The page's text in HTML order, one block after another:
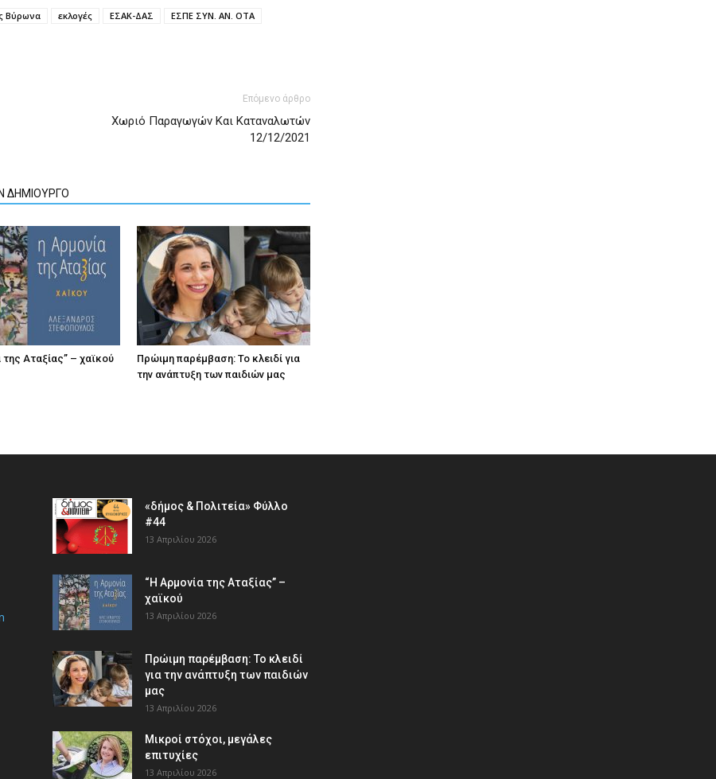
Βύρωνα εκλογές ΕΣΑΚ-ΔΑΣ
ΕΣΠΕ ΣΥΝ. ΑΝ. ΟΤΑ
Επόμενο άρθρο
Χωριό Παραγωγών Και Καταναλωτών
12/12/2021
ΔΗΜΙΟΥΡΓΟ
της Αταξίας” – χαϊκού
Πρώιμη παρέμβαση: Το κλειδί για
την ανάπτυξη των παιδιών µας
«δήμος & Πολιτεία» Φύλλο
#44
13 Απριλίου 2026
“Η Αρμονία της Αταξίας” –
χαϊκού
13 Απριλίου 2026
Πρώιμη παρέμβαση: Το κλειδί
για την ανάπτυξη των παιδιών
µας
13 Απριλίου 2026
Μικροί στόχοι, μεγάλες
επιτυχίες
13 Απριλίου 2026